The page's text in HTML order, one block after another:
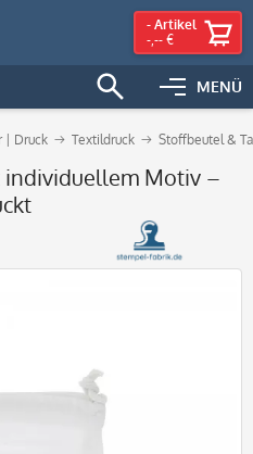
MENÜ
- Artikel
-,-- €
| Druck Textildruck Stoffbeutel &
Motiv –